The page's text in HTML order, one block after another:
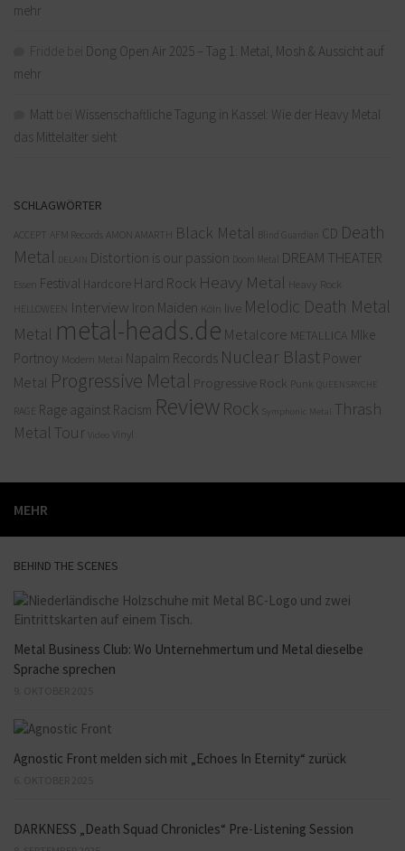
mehr
Dong Open Air 2025 – Tag 1: Metal, Mosh & Aussicht auf
mehr
Matt
Wissenschaftliche Tagung in Kassel: Wie der Heavy Metal
das Mittelalter sieht
SCHLAGWÖRTER
ACCEPT AFM Records AMON AMARTH Black Metal Blind Guardian CD Death
Metal
DELAIN Distortion is our passion Doom Metal DREAM THEATER
Essen Festival Hardcore Hard Rock Heavy Metal Heavy Rock
HELLOWEEN Interview Iron Maiden Köln live Melodic Death Metal
Metal metal-heads.de Metalcore METALLICA MIke
Portnoy Modern Metal Napalm Records Nuclear Blast Power
Metal Progressive Metal Progressive Rock Punk QUEENSRYCHE
RAGE Rage against Racism Review Rock Symphonic Metal
Thrash
Metal Tour Vinyl
MEHR
BEHIND THE SCENES
Metal Business Club: Wo Unternehmertum und Metal dieselbe
Sprache sprechen
Agnostic Front melden sich mit „Echoes In Eternity“ zurück
DARKNESS „Death Squad Chronicles“ Pre-Listening Session